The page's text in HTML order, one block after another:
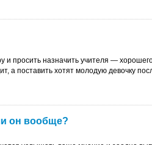
и просить назначить учителя —
а поставить хотят молодую девочку
он вообще?